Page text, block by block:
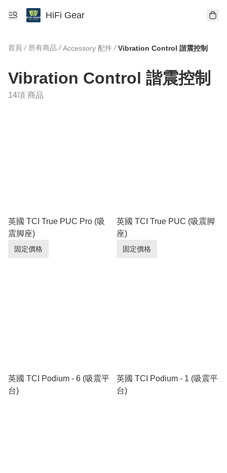
HiFi Gear
首頁 / 所有商品 / Accessory 配件 / Vibration Control 諧震控制
Vibration Control 諧震控制
14項 商品
英國 TCI True PUC Pro (吸
震脚座)
固定價格
英國 TCI True PUC (吸震脚
座)
固定價格
英國 TCI Podium - 6 (吸震平
台)
英國 TCI Podium - 1 (吸震平
台)